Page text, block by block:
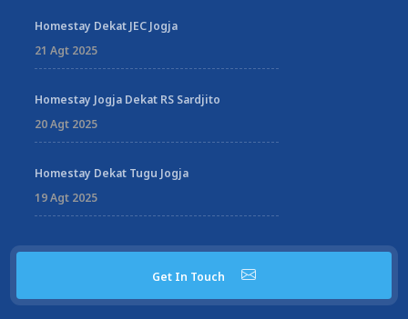
Homestay Dekat JEC Jogja
21 Agt 2025
Homestay Jogja Dekat RS Sardjito
20 Agt 2025
Homestay Dekat Tugu Jogja
19 Agt 2025
Get In Touch